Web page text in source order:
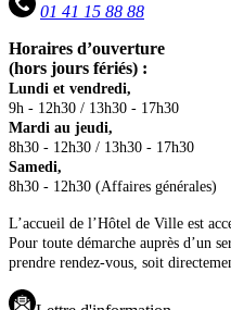
01 41 15 88 88
Horaires d’ouverture
(hors jours fériés) :
Lundi et vendredi,
9h - 12h30 / 13h30 - 17h30
Mardi au jeudi,
8h30 - 12h30 / 13h30 - 17h30
Samedi,
8h30 - 12h30 (Affaires générales)
L’accueil de l’Hôtel de Ville est
Pour toute démarche auprès d’un
prendre rendez-vous, soit